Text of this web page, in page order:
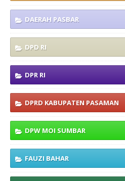
DAERAH PASBAR
DPD RI
DPR RI
DPRD KABUPATEN PASAMAN
DPW MOI SUMBAR
FAUZI BAHAR